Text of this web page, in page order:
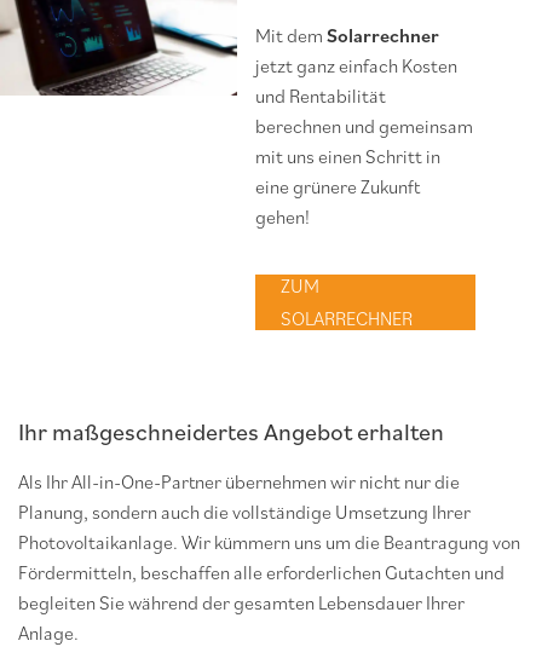
Mit demSolarrechner
jetzt ganz einfach Kosten
und Rentabilität
berechnen und gemeinsam
mit uns einen Schritt in
eine grünere Zukunft
gehen!
ZUM
SOLARRECHNER
Ihr maßgeschneidertes Angebot erhalten
Als Ihr All-in-One-Partner übernehmen wir nicht nur die
Planung, sondern auch die vollständige Umsetzung Ihrer
Photovoltaikanlage. Wir kümmern uns um die Beantragung von
Fördermitteln, beschaffen alle erforderlichen Gutachten und
begleiten Sie während der gesamten Lebensdauer Ihrer
Anlage.